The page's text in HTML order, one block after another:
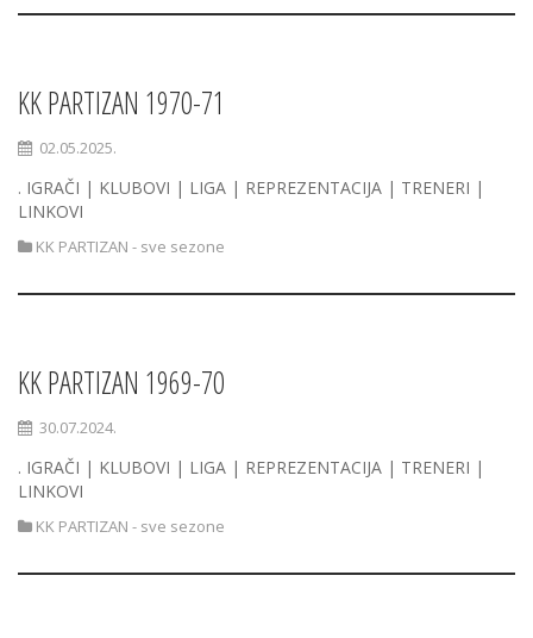
KK PARTIZAN 1970-71
02.05.2025.
. IGRAČI | KLUBOVI | LIGA | REPREZENTACIJA | TRENERI |
LINKOVI
KK PARTIZAN - sve sezone
KK PARTIZAN 1969-70
30.07.2024.
. IGRAČI | KLUBOVI | LIGA | REPREZENTACIJA | TRENERI |
LINKOVI
KK PARTIZAN - sve sezone